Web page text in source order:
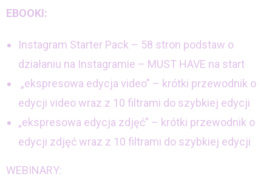
EBOOKI:
Instagram Starter Pack – 58 stron podstaw o
działaniu na Instagramie – MUST HAVE na start
„ekspresowa edycja video” – krótki przewodnik o
edycji video wraz z 10 filtrami do szybkiej edycji
„ekspresowa edycja zdjęć” – krótki przewodnik o
edycji zdjęć wraz z 10 filtrami do szybkiej edycji
WEBINARY: